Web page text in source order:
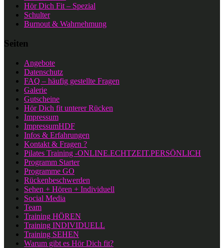
Hör Dich Fit – Spezial
Schulter
Burnout & Wahrnehmung
Seiten
Angebote
Datenschutz
FAQ – häufig gestellte Fragen
Galerie
Gutscheine
Hör Dich fit unterer Rücken
Impressum
ImpressumHDF
Infos & Erfahrungen
Kontakt & Fragen ?
Pilates Training -ONLINE.ECHTZEIT.PERSÖNLICH
Programm Starter
Programme GO
Rückenbeschwerden
Sehen + Hören + Individuell
Social Media
Team
Training HÖREN
Training INDIVIDUELL
Training SEHEN
Warum gibt es Hör Dich fit?